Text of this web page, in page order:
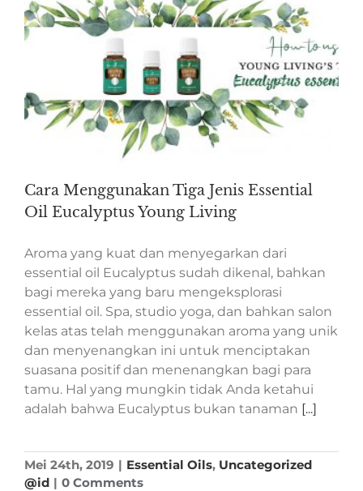
Cara Menggunakan Tiga Jenis Essential
Oil Eucalyptus Young Living
Aroma yang kuat dan menyegarkan dari
essential oil Eucalyptus sudah dikenal, bahkan
bagi mereka yang baru mengeksplorasi
essential oil. Spa, studio yoga, dan bahkan salon
kelas atas telah menggunakan aroma yang unik
dan menyenangkan ini untuk menciptakan
suasana positif dan menenangkan bagi para
tamu. Hal yang mungkin tidak Anda ketahui
adalah bahwa Eucalyptus bukan tanaman [...]
Mei 24th, 2019 | Essential Oils, Uncategorized
@id | 0 Comments